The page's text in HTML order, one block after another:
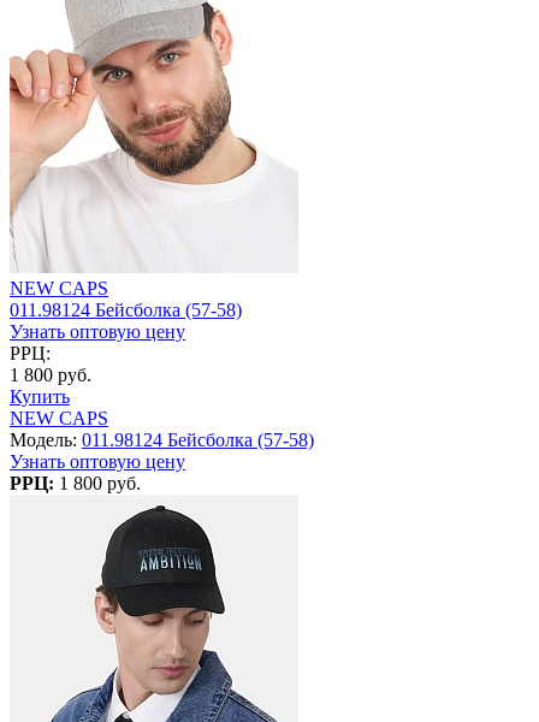
NEW CAPS
011.98124 Бейсболка (57-58)
Узнать оптовую цену
РРЦ:
1 800 руб.
Купить
NEW CAPS
Модель: 011.98124 Бейсболка (57-58)
Узнать оптовую цену
РРЦ: 1 800 руб.